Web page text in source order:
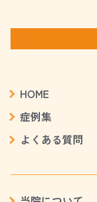
HOME
症例集
よくある質問